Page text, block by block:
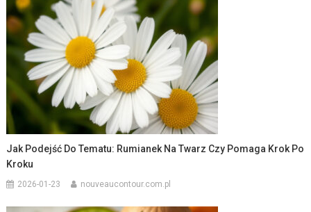
Jak Podejść Do Tematu: Rumianek Na Twarz Czy Pomaga Krok Po
Kroku
2026-01-23 nouveaucontour.com.pl